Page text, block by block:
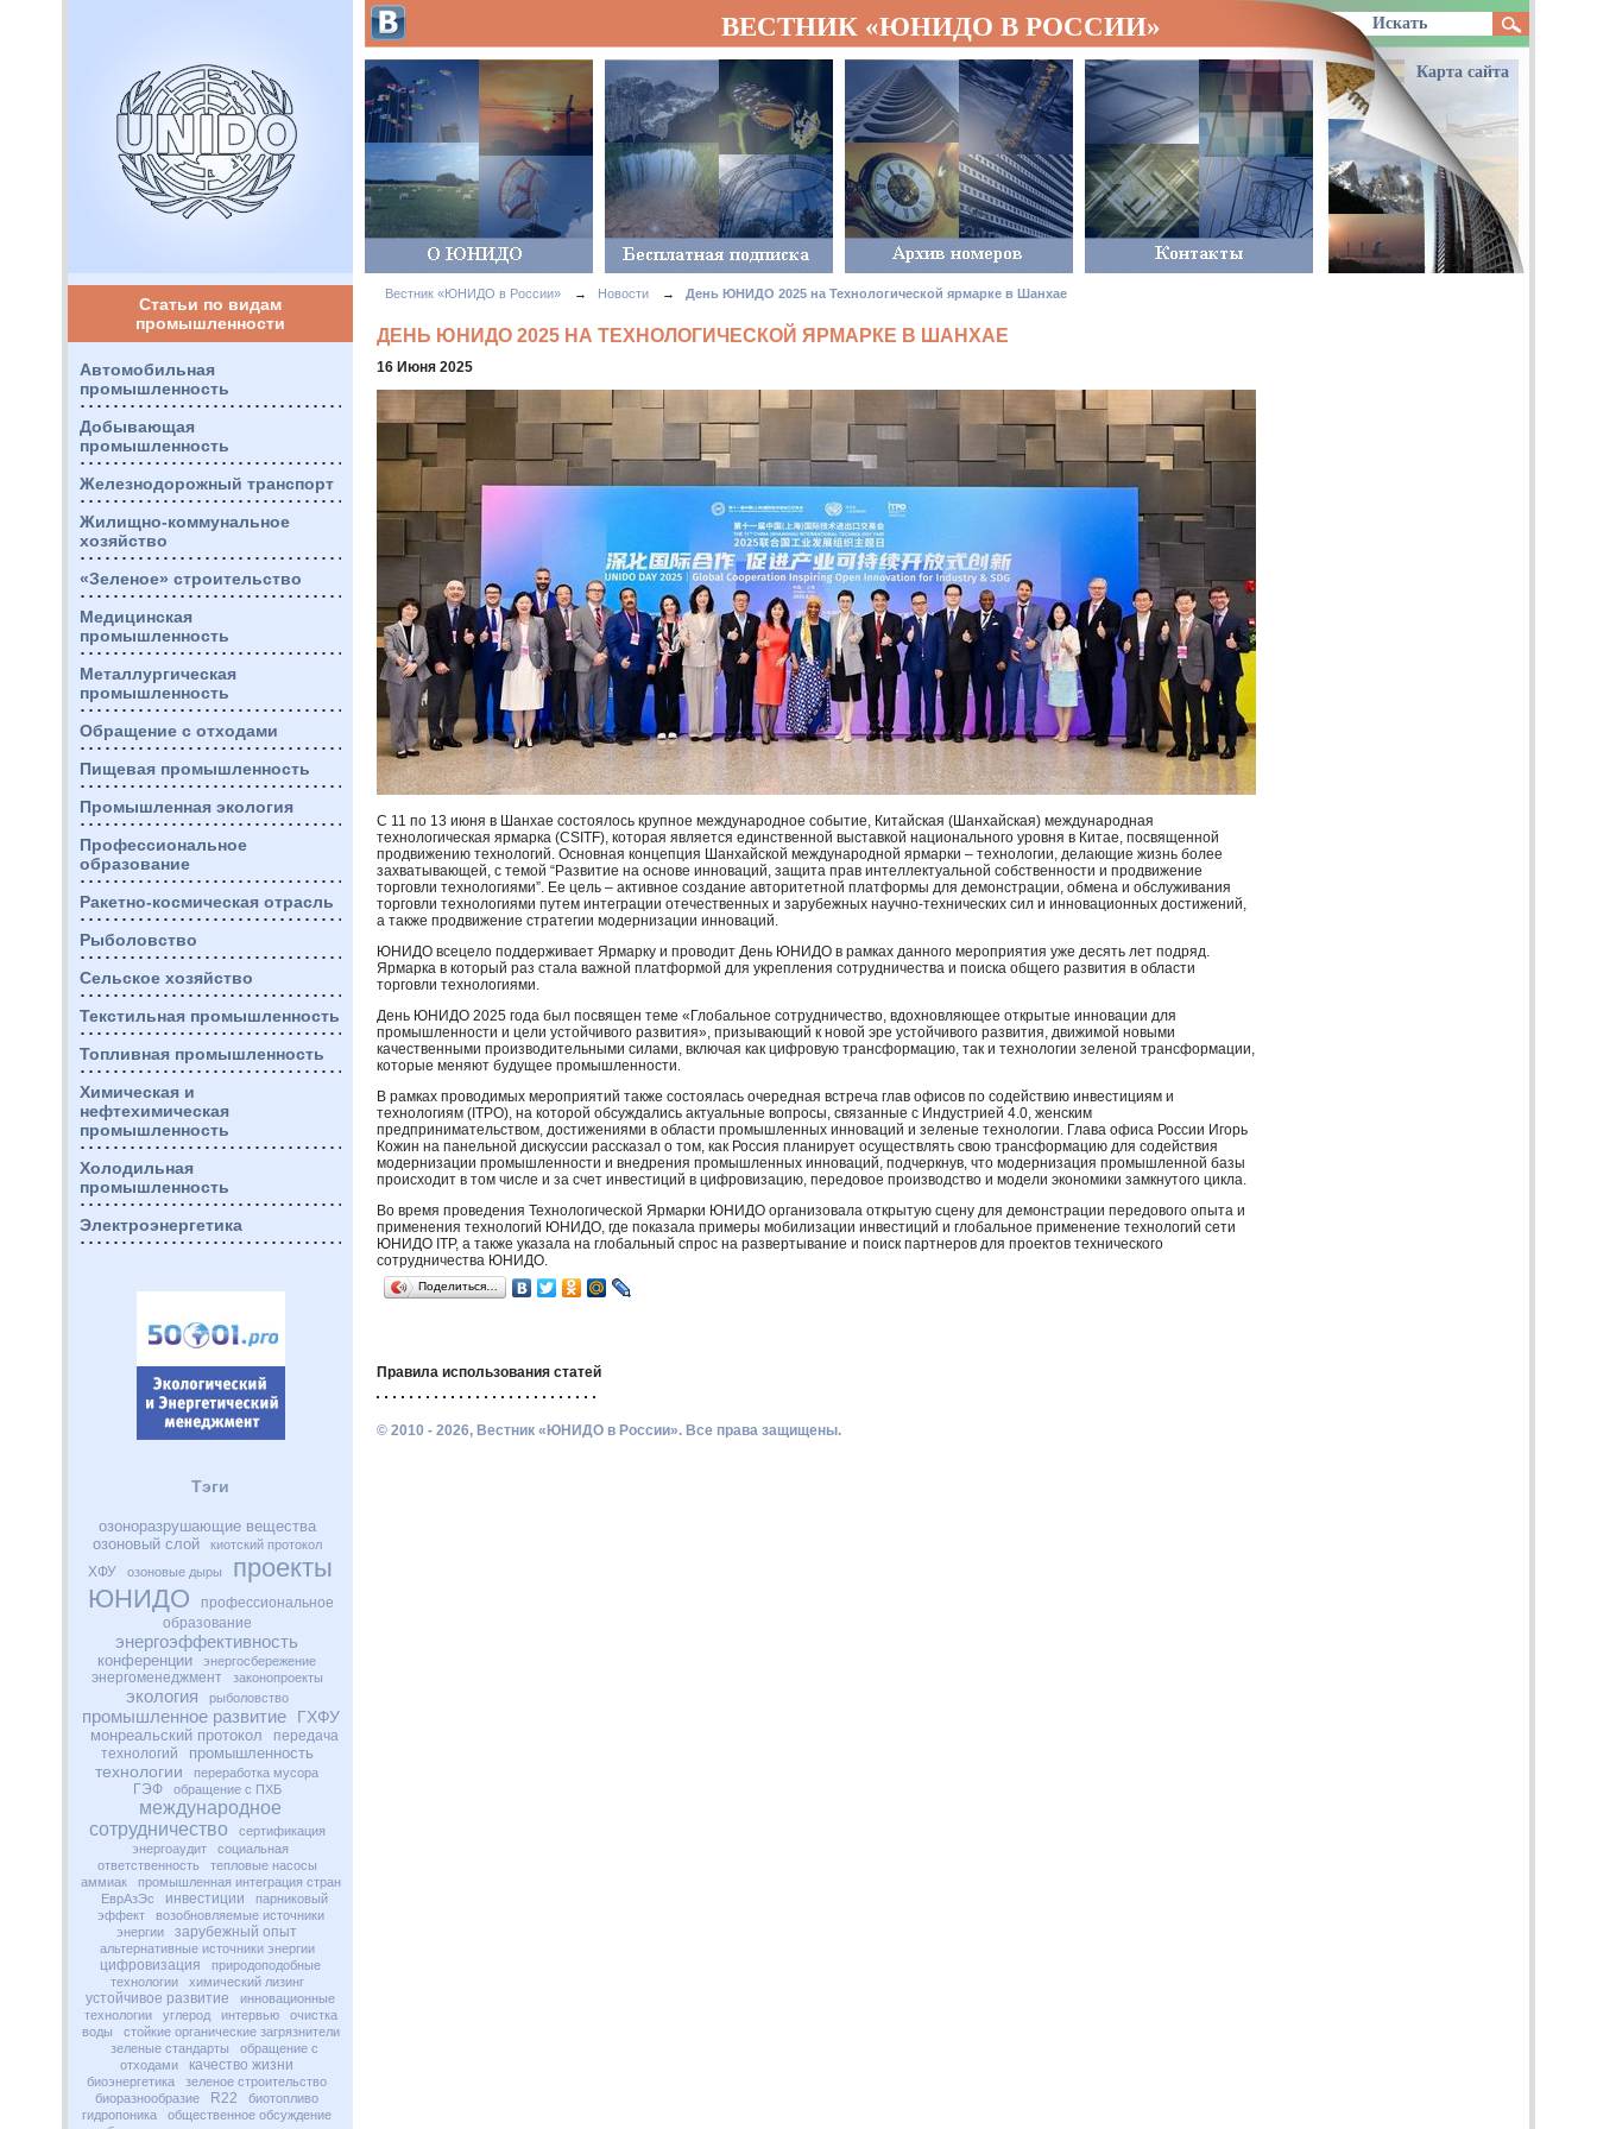
ВЕСТНИК «ЮНИДО В РОССИИ»
Карта сайта
Статьи по видам
промышленности
Автомобильная
промышленность
Добывающая
промышленность
Железнодорожный транспорт
Жилищно-коммунальное
хозяйство
«Зеленое» строительство
Медицинская
промышленность
Металлургическая
промышленность
Обращение с отходами
Пищевая промышленность
Промышленная экология
Профессиональное
образование
Ракетно-космическая отрасль
Рыболовство
Сельское хозяйство
Текстильная промышленность
Топливная промышленность
Химическая и
нефтехимическая
промышленность
Холодильная
промышленность
Электроэнергетика
Тэги
озоноразрушающие вещества
озоновый слой
киотский протокол
ХФУ озоновые дыры
проекты
ЮНИДО
профессиональное
образование
энергоэффективность
конференции энергосбережение
энергоменеджмент законопроекты
экология рыболовство
промышленное развитие ГХФУ
монреальский протокол
передача
технологий
промышленность
технологии переработка мусора
ГЭФ обращение с ПХБ
международное
сотрудничество
сертификация
энергоаудит
социальная
ответственность
тепловые насосы
аммиак
промышленная интеграция стран
ЕврАзЭс
инвестиции
парниковый
эффект
возобновляемые источники
энергии
зарубежный опыт
альтернативные источники энергии
цифровизация
природоподобные
технологии
химический лизинг
устойчивое развитие
инновационные
технологии
углерод интервью
очистка
воды
стойкие органические загрязнители
зеленые стандарты
обращение с
отходами
качество жизни
биоэнергетика
зеленое строительство
биоразнообразие
R22
биотопливо
гидропоника
общественное обсуждение
Вестник «ЮНИДО в России» → Новости → День ЮНИДО 2025 на Технологической ярмарке в Шанхае
ДЕНЬ ЮНИДО 2025 НА ТЕХНОЛОГИЧЕСКОЙ ЯРМАРКЕ В ШАНХАЕ
16 Июня 2025
С 11 по 13 июня в Шанхае состоялось крупное международное событие, Китайская (Шанхайская) международная
технологическая ярмарка (CSITF), которая является единственной выставкой национального уровня в Китае, посвященной
продвижению технологий. Основная концепция Шанхайской международной ярмарки – технологии, делающие жизнь более
захватывающей, с темой “Развитие на основе инноваций, защита прав интеллектуальной собственности и продвижение
торговли технологиями”. Ее цель – активное создание авторитетной платформы для демонстрации, обмена и обслуживания
торговли технологиями путем интеграции отечественных и зарубежных научно-технических сил и инновационных достижений,
а также продвижение стратегии модернизации инноваций.
ЮНИДО всецело поддерживает Ярмарку и проводит День ЮНИДО в рамках данного мероприятия уже десять лет подряд.
Ярмарка в который раз стала важной платформой для укрепления сотрудничества и поиска общего развития в области
торговли технологиями.
День ЮНИДО 2025 года был посвящен теме «Глобальное сотрудничество, вдохновляющее открытые инновации для
промышленности и цели устойчивого развития», призывающий к новой эре устойчивого развития, движимой новыми
качественными производительными силами, включая как цифровую трансформацию, так и технологии зеленой трансформации,
которые меняют будущее промышленности.
В рамках проводимых мероприятий также состоялась очередная встреча глав офисов по содействию инвестициям и
технологиям ( ITPO), на которой обсуждались актуальные вопросы, связанные с Индустрией 4.0, женским
предпринимательством, достижениями в области промышленных инноваций и зеленые технологии. Глава офиса России Игорь
Кожин на панельной дискуссии рассказал о том, как Россия планирует осуществлять свою трансформацию для содействия
модернизации промышленности и внедрения промышленных инноваций, подчеркнув, что модернизация промышленной базы
происходит в том числе и за счет инвестиций в цифровизацию, передовое производство и модели экономики замкнутого цикла.
Во время проведения Технологической Ярмарки ЮНИДО организовала открытую сцену для демонстрации передового опыта и
применения технологий ЮНИДО, где показала примеры мобилизации инвестиций и глобальное применение технологий сети
ЮНИДО ITP, а также указала на глобальный спрос на развертывание и поиск партнеров для проектов технического
сотрудничества ЮНИДО.
Поделиться…
Правила использования статей
© 2010 - 2026, Вестник «ЮНИДО в России». Все права защищены.